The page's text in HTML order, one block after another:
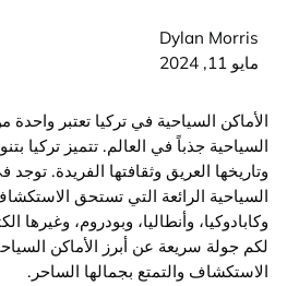
Dylan Morris
مايو 11, 2024
الأماكن السياحية في تركيا تعتبر
السياحية جذباً في العالم. تتميز تركيا
وتاريخها العريق وثقافتها الفريدة. توجد
السياحية الرائعة التي تستحق
وكابادوكيا، وأنطاليا، وبودروم، وغيرها
لكم جولة سريعة عن أبرز الأماكن
الاستكشاف والتمتع بجمالها الساحر.